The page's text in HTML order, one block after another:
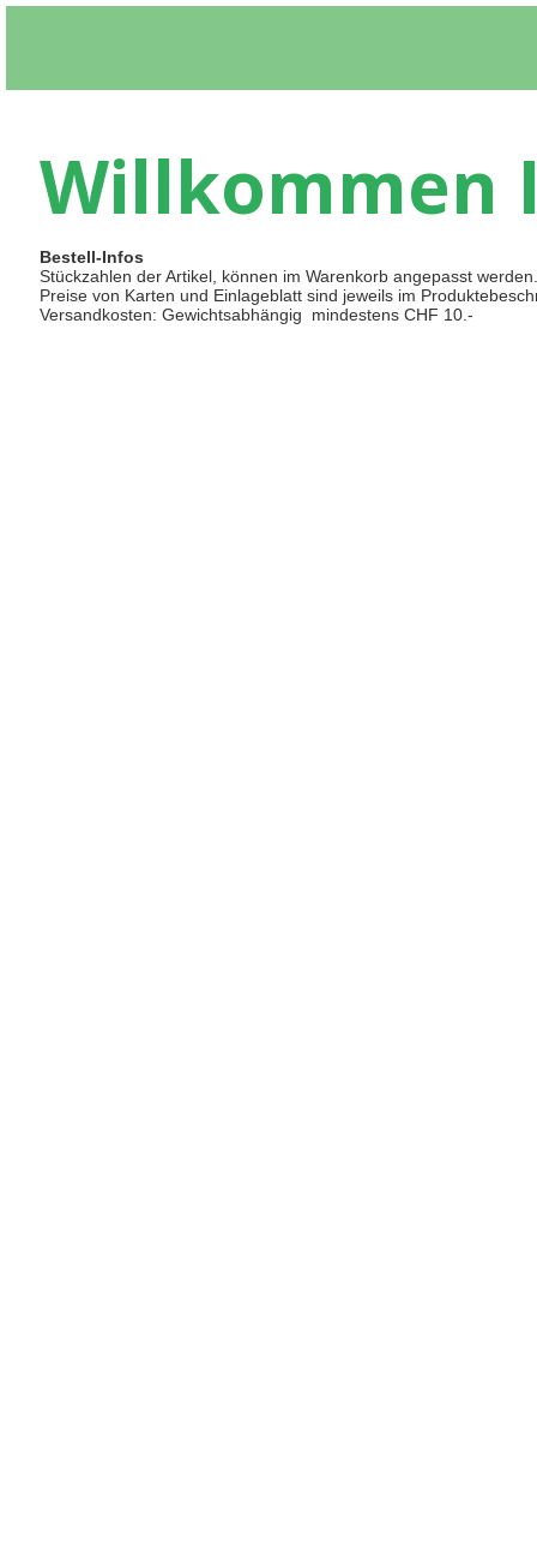
Willkommen
Bestell-Infos
Stückzahlen der Artikel, können im Warenkorb angepasst werden.
Preise von Karten und Einlageblatt sind jeweils im
Versandkosten: Gewichtsabhängig mindestens CHF 10.-